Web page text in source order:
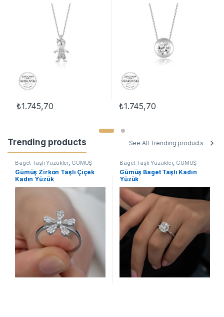
₺1.745,70 ₺1.745,70
Trending products See All Trending products
Baget Taşlı Yüzükler, GÜMÜŞ
TAKI Kadın Yüzükleri Taşlı
Yüzükler ,Yüzük
Gümüş Zirkon Taşlı Çiçek
Kadın Yüzük
Baget Taşlı Yüzükler, GÜMÜŞ
TAKI Kadın Yüzükleri
Yüzükler ,Yüzük
Gümüş Baget Taşlı Kadın
Yüzük